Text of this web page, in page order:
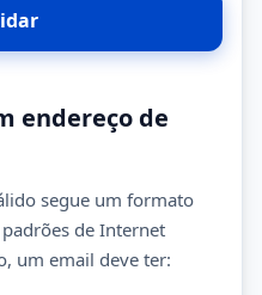
endereço de
segue um formato
de Internet
um email deve ter: